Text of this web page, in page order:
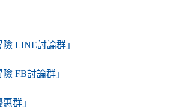
險 LINE討論群」
險 FB討論群」
群」